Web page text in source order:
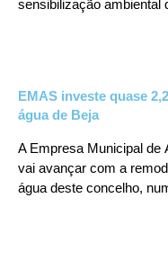
sensibilização ambiental
EMAS investe quase
água de Beja
A Empresa Municipal de
vai avançar com a
água deste concelho,